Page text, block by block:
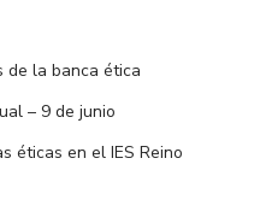
de la banca ética
– 9 de junio
éticas en el IES Reino